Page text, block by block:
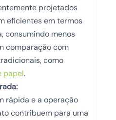
projetados
eficientes em termos
consumindo menos
comparação com
como
papel.
rápida e a operação
contribuem para uma